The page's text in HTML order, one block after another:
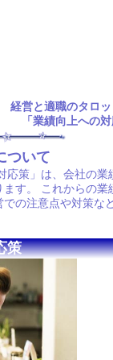
経営と適職のタロ
「業績向上への対
ついて
応策」は、会社の業
す。 これからの業
の注意点や対策な
策